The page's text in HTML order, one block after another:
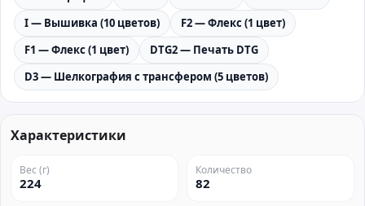
I — Вышивка (10 цветов)
F2 — Флекс (1 цвет)
F1 — Флекс (1 цвет)
DTG2 — Печать DTG
D3 — Шелкография с трансфером (5 цветов)
Характеристики
Вес (г)
224
Количество
82